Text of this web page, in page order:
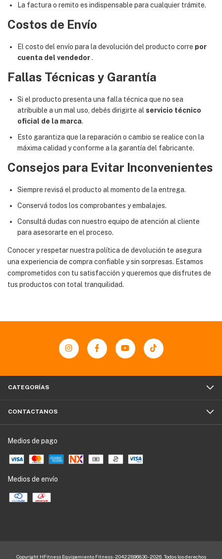
La factura o remito es indispensable para cualquier trámite.
Costos de Envío
El costo del envío para la devolución del producto corre por
cuenta del vendedor.
Fallas Técnicas y Garantía
Si el producto presenta una falla técnica que no sea
atribuible a un mal uso, debés dirigirte al servicio técnico
oficial de la marca.
Esto garantiza que la reparación o cambio se realice con la
máxima calidad y conforme a la garantía del fabricante.
Consejos para Evitar Inconvenientes
Siempre revisá el producto al momento de la entrega.
Conservá todos los comprobantes y embalajes.
Consultá dudas con nuestro equipo de atención al cliente
para asesorarte en el proceso.
Conocer y respetar nuestra política de devolución te asegura
una experiencia de compra confiable y sin sorpresas. Estamos
comprometidos con tu satisfacción y queremos que disfrutes de
tus productos con total tranquilidad.
CATEGORÍAS
CONTACTANOS
Medios de pago
Medios de envío
Copyright HFitness Equipamiento Fitness - 20422896830 - 2026. Todos los derechos